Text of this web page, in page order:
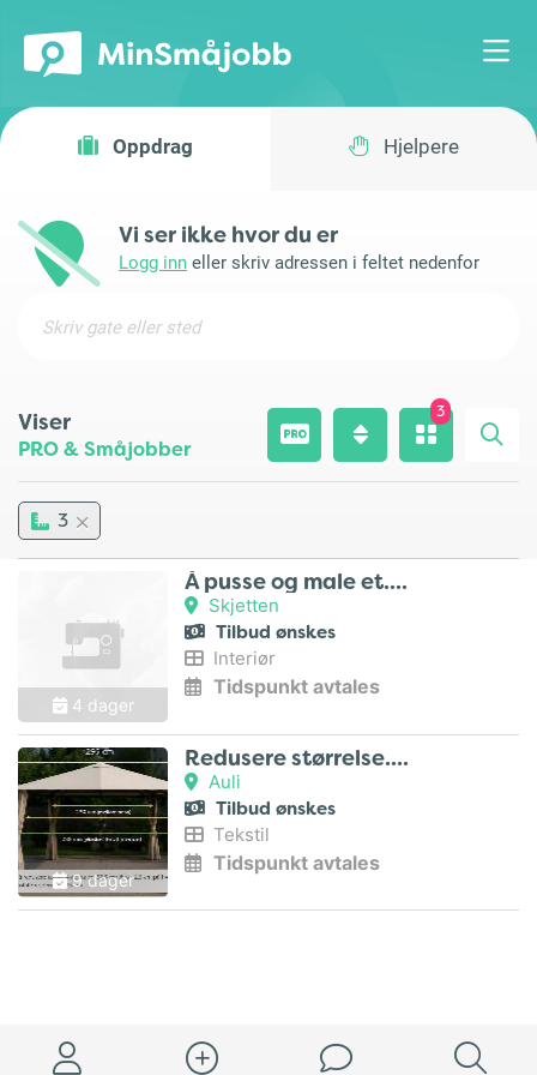
Oppdrag Hjelpere
Vi ser ikke hvor du er
Logg inn eller skriv adressen i feltet nedenfor
Viser
PRO & Småjobber
3
3
4 dager
Å pusse og male et..
Skjetten
Tilbud ønskes
Interiør
Tidspunkt avtales
9 dager
Redusere størrelse..
Auli
Tilbud ønskes
Tekstil
Tidspunkt avtales